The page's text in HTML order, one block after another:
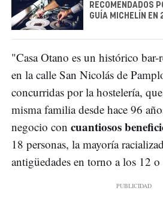
RECOMENDADOS
GUÍA MICHELÍN
"Casa Otano es un histórico bar-
en la calle San Nicolás de
concurridas por la hostelería,
misma familia desde hace 96
negocio con cuantiosos
18 personas, la mayoría
antigüedades en torno a los 12